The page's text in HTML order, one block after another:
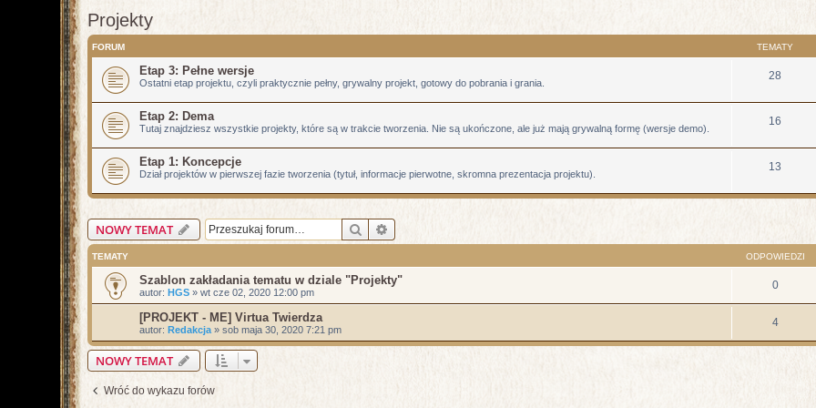
Projekty
FORUM TEMATY
Etap 3: Pełne wersje
Ostatni etap projektu, czyli praktycznie pełny, grywalny projekt, gotowy do pobrania i grania.
28
Etap 2: Dema
Tutaj znajdziesz wszystkie projekty, które są w trakcie tworzenia. Nie są ukończone, ale już mają grywalną formę (wersje demo).
16
Etap 1: Koncepcje
Dział projektów w pierwszej fazie tworzenia (tytuł, informacje pierwotne, skromna prezentacja projektu).
13
NOWY TEMAT Szukaj
TEMATY ODPOWIEDZI
Szablon zakładania tematu w dziale "Projekty"
autor: HGS » wt cze 02, 2020 12:00 pm
0
[PROJEKT - ME] Virtua Twierdza
autor: Redakcja » sob maja 30, 2020 7:21 pm
4
NOWY TEMAT
Wróć do wykazu forów